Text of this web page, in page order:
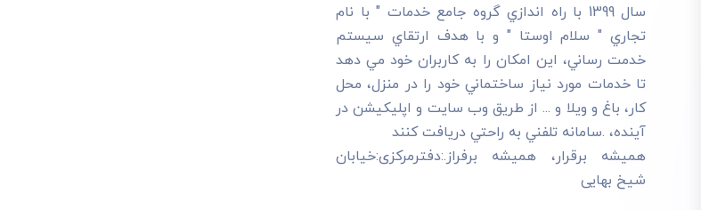
سال 1399 با راه اندازي گروه جامع خدمات " با نام
تجاري " سلام اوستا " و با هدف ارتقاي سيستم
خدمت رساني، اين امکان را به کاربران خود مي دهد
تا خدمات مورد نياز ساختماني خود را در منزل، محل
کار، باغ و ويلا و ... از طريق وب سايت و اپليکيشن در
آينده، .سامانه تلفني به راحتي دريافت کنند
هميشه برقرار، هميشه برفراز.:دفترمرکزی:خیابان
شیخ بهایی